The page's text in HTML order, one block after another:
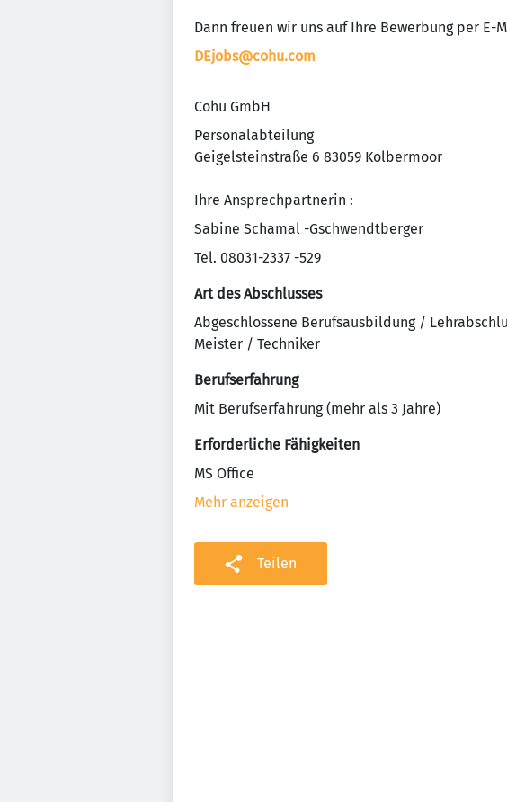
Dann freuen wir uns auf Ihre Bewerbung per E-
DEjobs@cohu.com
Cohu GmbH
Personalabteilung
Geigelsteinstraße 6 83059 Kolbermoor
Ihre Ansprechpartnerin :
Sabine Schamal -Gschwendtberger
Tel. 08031-2337 -529
Art des Abschlusses
Abgeschlossene Berufsausbildung /
Meister / Techniker
Berufserfahrung
Mit Berufserfahrung (mehr als 3 Jahre)
Erforderliche Fähigkeiten
MS Office
Mehr anzeigen
Teilen